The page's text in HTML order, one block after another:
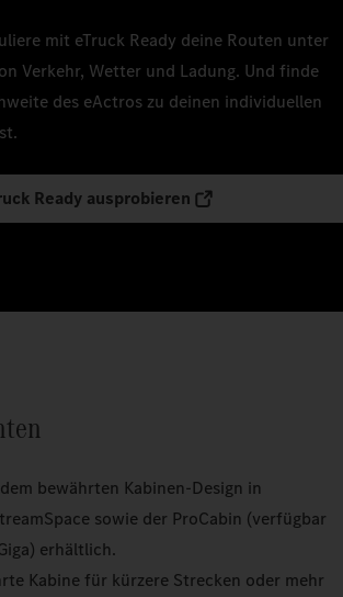
mit eTruck Ready deine Routen unter
Verkehr, Wetter und Ladung. Und finde
des eActros zu deinen individuellen
Ready ausprobieren
bewährten Kabinen-Design in
sowie der ProCabin (verfügbar
erhältlich.
Kabine für kürzere Strecken oder mehr